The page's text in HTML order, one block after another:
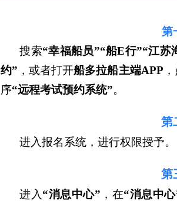
第
搜索“幸福船员”“船E行”“江苏
约” ，或者打开船多拉船主端APP
序“远程考试预约系统”。
第
进入报名系统，进行权限授予。
第
进入 “消息中心” ， 在“消息中心